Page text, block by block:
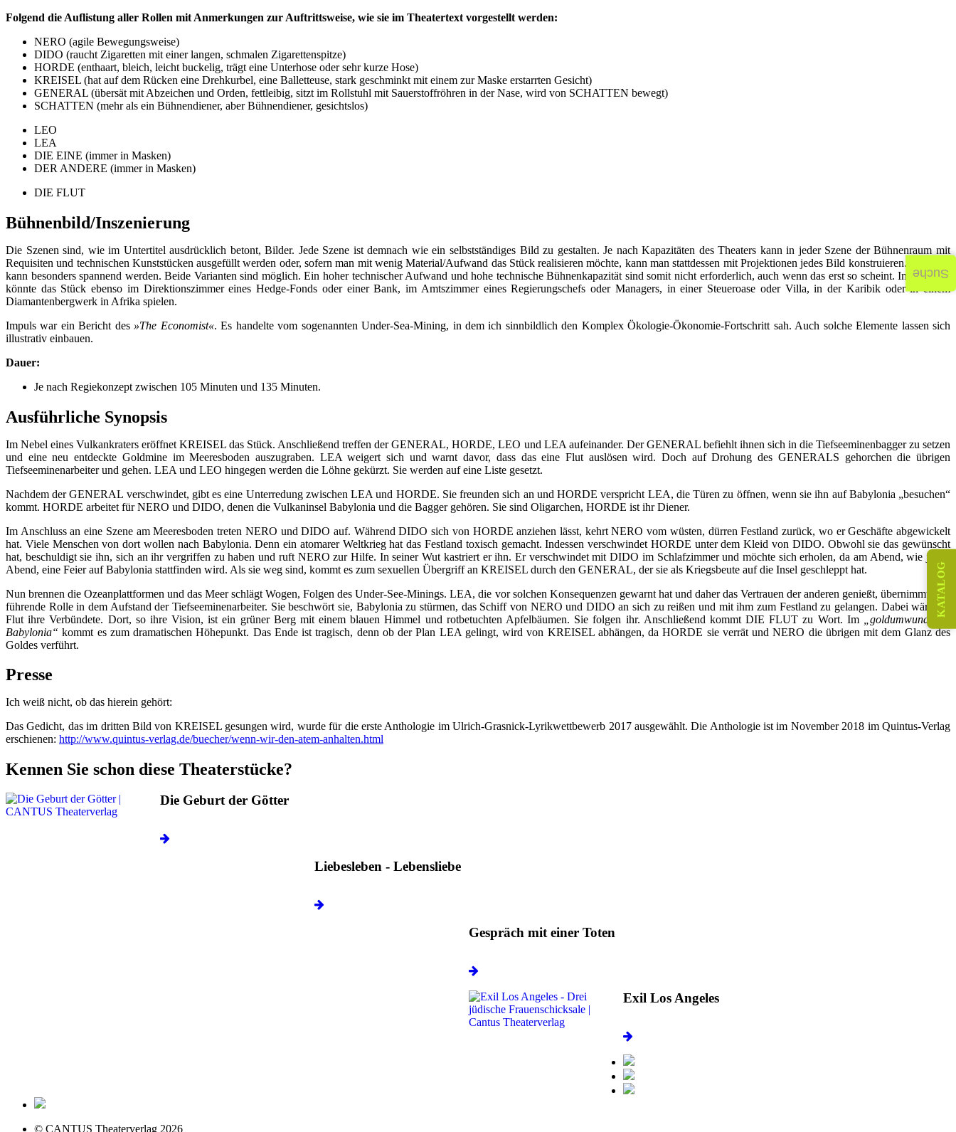
Folgend die Auflistung aller Rollen mit Anmerkungen zur Auftrittsweise, wie sie im Theatertext vorgestellt werden:
NERO (agile Bewegungsweise)
DIDO (raucht Zigaretten mit einer langen, schmalen Zigarettenspitze)
HORDE (enthaart, bleich, leicht buckelig, trägt eine Unterhose oder sehr kurze Hose)
KREISEL (hat auf dem Rücken eine Drehkurbel, eine Balletteuse, stark geschminkt mit einem zur Maske erstarrten Gesicht)
GENERAL (übersät mit Abzeichen und Orden, fettleibig, sitzt im Rollstuhl mit Sauerstoffröhren in der Nase, wird von SCHATTEN bewegt)
SCHATTEN (mehr als ein Bühnendiener, aber Bühnendiener, gesichtslos)
LEO
LEA
DIE EINE (immer in Masken)
DER ANDERE (immer in Masken)
DIE FLUT
Bühnenbild/Inszenierung
Die Szenen sind, wie im Untertitel ausdrücklich betont, Bilder. Jede Szene ist demnach wie ein selbstständiges Bild zu gestalten. Je nach Kapazitäten des Theaters kann in jeder Szene der Bühnenraum mit
Requisiten und technischen Kunststücken ausgefüllt werden oder, sofern man mit wenig Material/Aufwand das Stück realisieren möchte, kann man stattdessen mit Projektionen jedes Bild konstruieren. Letzteres
kann besonders spannend werden. Beide Varianten sind möglich. Ein hoher technischer Aufwand und hohe technische Bühnenkapazität sind somit nicht erforderlich, auch wenn das erst so scheint. Im Übrigen
könnte das Stück ebenso im Direktionszimmer eines Hedge-Fonds oder einer Bank, im Amtszimmer eines Regierungschefs oder Managers, in einer Steueroase oder Villa, in der Karibik oder in einem
Diamantenbergwerk in Afrika spielen.
Impuls war ein Bericht des »The Economist«. Es handelte vom sogenannten Under-Sea-Mining, in dem ich sinnbildlich den Komplex Ökologie-Ökonomie-Fortschritt sah. Auch solche Elemente lassen sich
illustrativ einbauen.
Dauer:
Je nach Regiekonzept zwischen 105 Minuten und 135 Minuten.
Ausführliche Synopsis
Im Nebel eines Vulkankraters eröffnet KREISEL das Stück. Anschließend treffen der GENERAL, HORDE, LEO und LEA aufeinander. Der GENERAL befiehlt ihnen sich in die Tiefseeminenbagger zu setzen
und eine neu entdeckte Goldmine im Meeresboden auszugraben. LEA weigert sich und warnt davor, dass das eine Flut auslösen wird. Doch auf Drohung des GENERALS gehorchen die übrigen
Tiefseeminenarbeiter und gehen. LEA und LEO hingegen werden die Löhne gekürzt. Sie werden auf eine Liste gesetzt.
Nachdem der GENERAL verschwindet, gibt es eine Unterredung zwischen LEA und HORDE. Sie freunden sich an und HORDE verspricht LEA, die Türen zu öffnen, wenn sie ihn auf Babylonia „besuchen“
kommt. HORDE arbeitet für NERO und DIDO, denen die Vulkaninsel Babylonia und die Bagger gehören. Sie sind Oligarchen, HORDE ist ihr Diener.
Im Anschluss an eine Szene am Meeresboden treten NERO und DIDO auf. Während DIDO sich von HORDE anziehen lässt, kehrt NERO vom wüsten, dürren Festland zurück, wo er Geschäfte abgewickelt
hat. Viele Menschen von dort wollen nach Babylonia. Denn ein atomarer Weltkrieg hat das Festland toxisch gemacht. Indessen verschwindet HORDE unter dem Kleid von DIDO. Obwohl sie das gewünscht
hat, beschuldigt sie ihn, sich an ihr vergriffen zu haben und ruft NERO zur Hilfe. In seiner Wut kastriert er ihn. Er verschwindet mit DIDO im Schlafzimmer und möchte sich erholen, da am Abend, wie jeden
Abend, eine Feier auf Babylonia stattfinden wird. Als sie weg sind, kommt es zum sexuellen Übergriff an KREISEL durch den GENERAL, der sie als Kriegsbeute auf die Insel geschleppt hat.
Nun brennen die Ozeanplattformen und das Meer schlägt Wogen, Folgen des Under-See-Minings. LEA, die vor solchen Konsequenzen gewarnt hat und daher das Vertrauen der anderen genießt, übernimmt eine
führende Rolle in dem Aufstand der Tiefseeminenarbeiter. Sie beschwört sie, Babylonia zu stürmen, das Schiff von NERO und DIDO an sich zu reißen und mit ihm zum Festland zu gelangen. Dabei wäre die
Flut ihre Verbündete. Dort, so ihre Vision, ist ein grüner Berg mit einem blauen Himmel und rotbetuchten Apfelbäumen. Sie folgen ihr. Anschließend kommt DIE FLUT zu Wort. Im
„goldumwundenen
Babylonia“ kommt es zum dramatischen Höhepunkt. Das Ende ist tragisch, denn ob der Plan LEA gelingt, wird von KREISEL abhängen, da HORDE sie verrät und NERO die übrigen mit dem Glanz des
Goldes verführt.
Presse
Ich weiß nicht, ob das hierein gehört:
Das Gedicht, das im dritten Bild von KREISEL gesungen wird, wurde für die erste Anthologie im Ulrich-Grasnick-Lyrikwettbewerb 2017 ausgewählt. Die Anthologie ist im November 2018 im Quintus-Verlag
erschienen: http://www.quintus-verlag.de/buecher/wenn-wir-den-atem-anhalten.html
Kennen Sie schon diese Theaterstücke?
Die Geburt der Götter
Liebesleben - Lebensliebe
Gespräch mit einer Toten
Exil Los Angeles
© CANTUS Theaterverlag 2026
KATALOG
Suche